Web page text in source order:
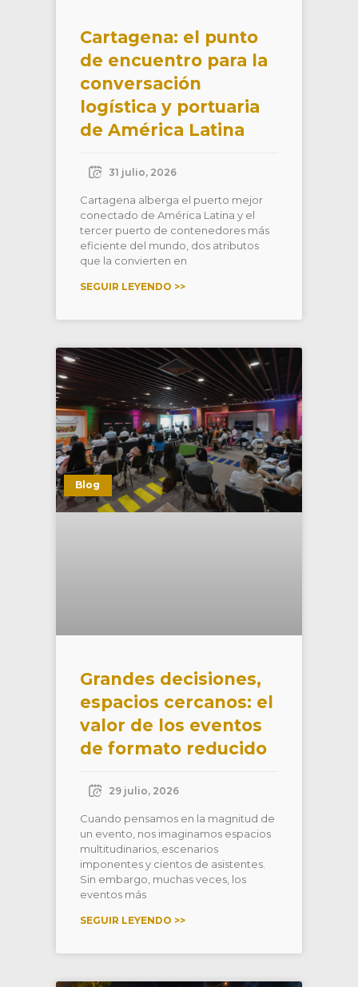
Cartagena: el punto
de encuentro para la
conversación
logística y portuaria
de América Latina
31 julio, 2026
Cartagena alberga el puerto mejor
conectado de América Latina y el
tercer puerto de contenedores más
eficiente del mundo, dos atributos
que la convierten en
SEGUIR LEYENDO >>
Blog
Grandes decisiones,
espacios cercanos: el
valor de los eventos
de formato reducido
29 julio, 2026
Cuando pensamos en la magnitud de
un evento, nos imaginamos espacios
multitudinarios, escenarios
imponentes y cientos de asistentes.
Sin embargo, muchas veces, los
eventos más
SEGUIR LEYENDO >>